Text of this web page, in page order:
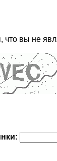
что вы не